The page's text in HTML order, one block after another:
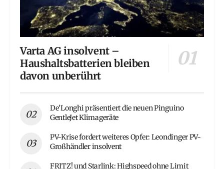
Varta AG insolvent –
Haushaltsbatterien bleiben
davon unberührt
De’Longhi präsentiert die neuen Pinguino
GentleJet Klimageräte
PV-Krise fordert weiteres Opfer: Leondinger PV-
Großhändler insolvent
FRITZ! und Starlink: Highspeed ohne Limit